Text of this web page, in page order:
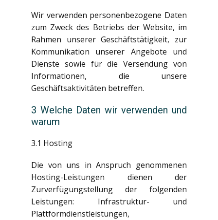
Wir verwenden personenbezogene Daten
zum Zweck des Betriebs der Website, im
Rahmen unserer Geschäftstätigkeit, zur
Kommunikation unserer Angebote und
Dienste sowie für die Versendung von
Informationen, die unsere
Geschäftsaktivitäten betreffen.
3 Welche Daten wir verwenden und
warum
3.1 Hosting
Die von uns in Anspruch genommenen
Hosting-Leistungen dienen der
Zurverfügungstellung der folgenden
Leistungen: Infrastruktur- und
Plattformdienstleistungen,